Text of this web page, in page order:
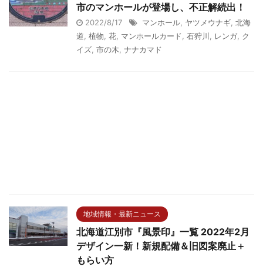
市のマンホールが登場し、不正解続出！
2022/8/17 マンホール, ヤツメウナギ, 北海
道, 植物, 花, マンホールカード, 石狩川, レンガ, ク
イズ, 市の木, ナナカマド
地域情報・最新ニュース
北海道江別市『風景印』一覧 2022年2月
デザイン一新！新規配備＆旧図案廃止＋
もらい方